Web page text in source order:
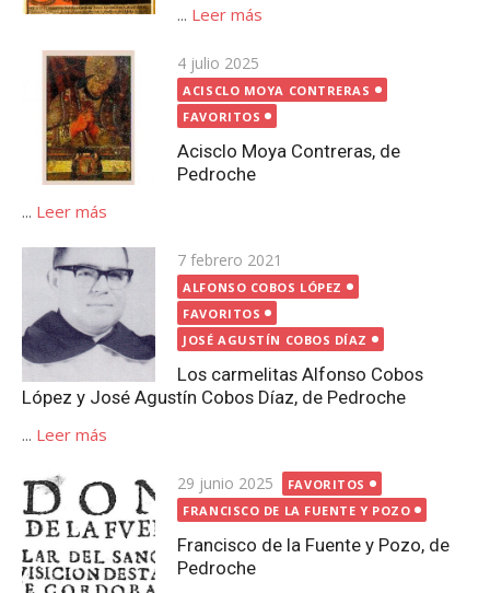
... Leer más
Publicada
el
4 julio 2025
ACISCLO MOYA CONTRERAS
FAVORITOS
Acisclo Moya Contreras, de
Pedroche
... Leer más
Publicada
el
7 febrero 2021
ALFONSO COBOS LÓPEZ
FAVORITOS
JOSÉ AGUSTÍN COBOS DÍAZ
Los carmelitas Alfonso Cobos
López y José Agustín Cobos Díaz, de Pedroche
... Leer más
Publicada
el
29 junio 2025
FAVORITOS
FRANCISCO DE LA FUENTE Y POZO
Francisco de la Fuente y Pozo, de
Pedroche